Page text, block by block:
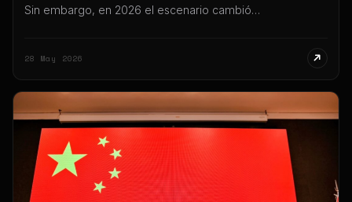
Sin embargo, en 2026 el escenario cambió
y cualquier restricción puede impactar directamente en
comercial. En las últimas semanas comenzaron […]
28 May 2026